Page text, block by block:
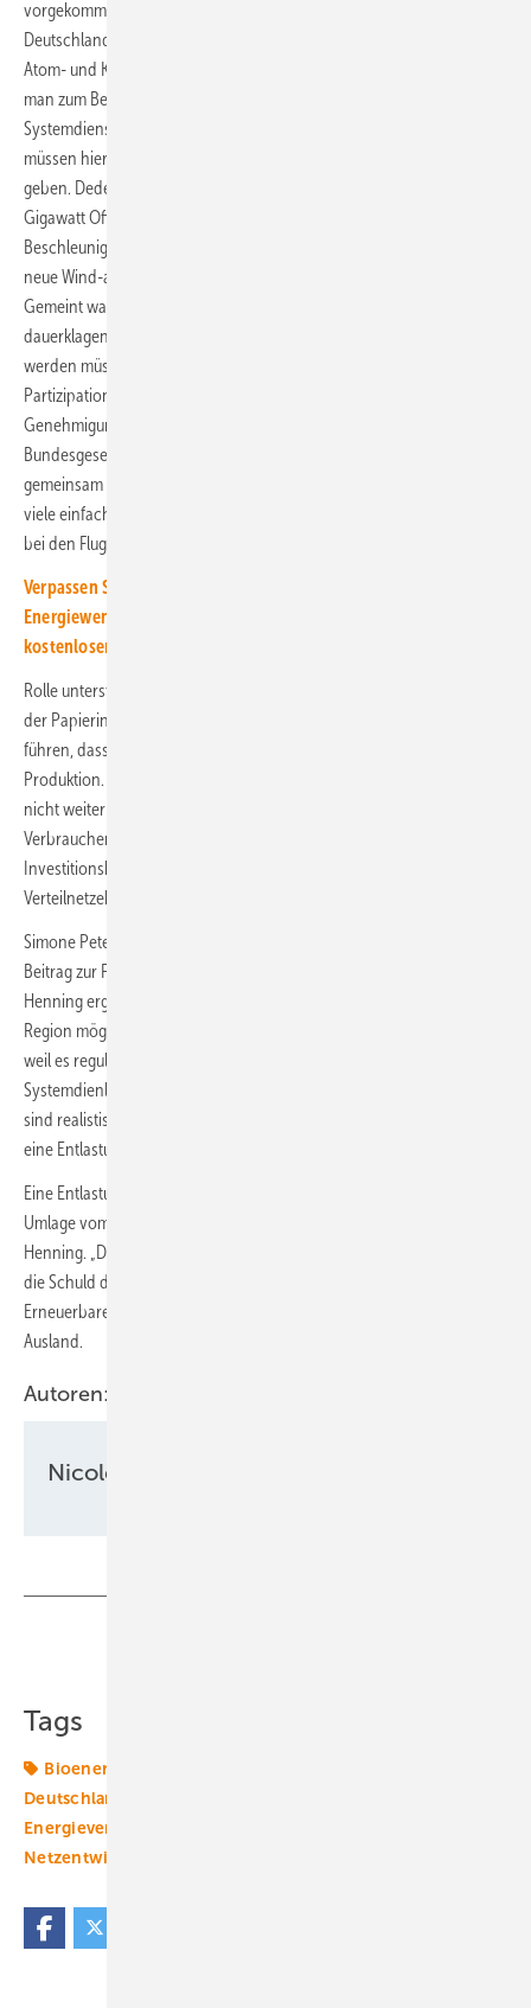
vorgekommen. „Wir begeben uns hier auf unbekanntes Terrain.
Deutschland geht einen Sonderweg“, erklärte Dederichs mit Blick auf
Atom- und Kohleausstieg. „Wir brauchen volle Flexibilität.“ Da müsse
man zum Beispiel auch die Vergütungsfrage klären beim Thema
Systemdienstleistungen wie der Abgabe von Blindleistungen. Anreize
müssen hier geschaffen werden. Für den Übergang werde es Gas
geben. Dederichs sagte, auch der Abtransport der geplanten 70
Gigawatt Offshore-Wind würden ihm Sorge bereiten. Was die
Beschleunigung von Genehmigungen anbelangt, warte er auf das
neue Wind-an-Land-Gesetz und eine Einschränkung der Partizipation.
Gemeint war, dass bestimmte bremsender Faktoren – etwa
dauerklagende Umweltverbände, in ihren Möglichkeiten beschränkt
werden müssten. Simone Peter sagte, nicht eine Beschränkung der
Partizipation sein wichtig, sondern eine Standardisierung der
Genehmigungen statt des bisherigen Flickenteppichs. Ein
Bundesgesetz müsse her und mehr Genehmigungspersonal. „Wenn
gemeinsam Lösungen gesucht werden, bin ich optimistisch. Es gibt
viele einfache Maßnahmen zur Genehmigungsbeschleunigung, etwa
bei den Flugsicherheitsbehörden.“
Verpassen Sie keine Information über die Gestaltung der
Energiewende! Abonnieren Sie dazu einfach unseren
kostenlosen Newsletter!
Rolle unterstrich, wie wichtige die Stromqualität für die Industrie sei. In
der Papierindustrie würde eine Millisekunde Stromausfall gleich dazu
führen, dass die Papierrolle reiße – ein Riesenproblem für die
Produktion. Er verwiese noch darauf, dass die Bundesnetzagentur
nicht weiter wie bisher nur auf Kostenoptimierung im Sinne des
Verbraucherschutzes schauen dürfe. Es gebe einen enormen
Investitionsbedarf beim Thema Digitalisierung auf der
Verteilnetzebene.
Simone Peter betonte die wichtige Rolle des Biogases, das einen
Beitrag zur Flexibilisierung des Systems leisten könne. ISE-Chef
Henning ergänzte, die erneuerbaren Energien müssten bereits in ihrer
Region möglichst systemdienlich eingesetzt werden. „Das liegt brach,
weil es regulatorisch aufwändig ist.“ Auch Bürger sollten an der
Systemdienlichkeit teilhaben, so Peter. „15 Millionen E-Autos bis 2030
sind realistisch“, hier sei eine Kopplung mit Mieterstrom möglich, die
eine Entlastung schaffe.
Eine Entlastung der Verbraucher werde auch die Wegnahme der EEG-
Umlage vom Strompreis bringen. „Das ist eine gute Sache“, so
Henning. „Die Preiserhöhungen, die wir jetzt gerade haben, ist nicht
die Schuld der Energiewende. Im Gegenteil: Es sei gut, auf
Erneuerbare zu setzen für eine finanzielle Unabhängigkeit etwa vom
Ausland.
Autoren:
Nicole Weinhold
Tags
Bioenergie
Deutschland
Energieversorger
Netzentwicklungsplan